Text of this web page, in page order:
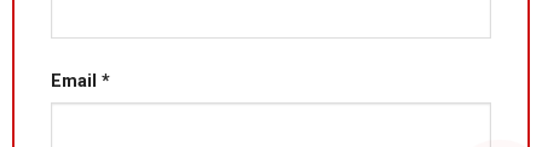
Email *